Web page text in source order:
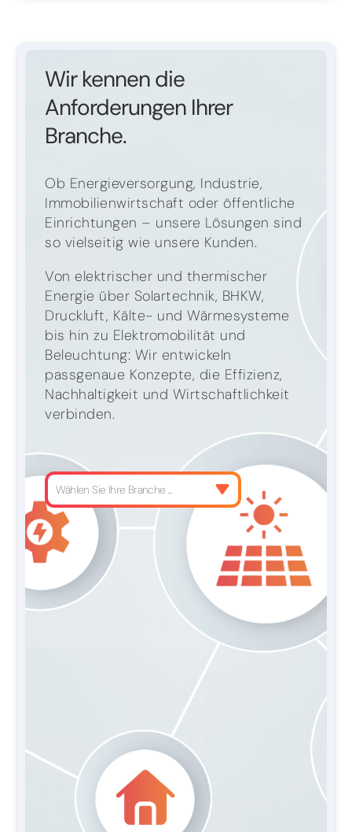
Wir kennen die
Anforderungen Ihrer
Branche.
Ob Energieversorgung, Industrie,
Immobilienwirtschaft oder öffentliche
Einrichtungen – unsere Lösungen sind
so vielseitig wie unsere Kunden.
Von elektrischer und thermischer
Energie über Solartechnik, BHKW,
Druckluft, Kälte- und Wärmesysteme
bis hin zu Elektromobilität und
Beleuchtung: Wir entwickeln
passgenaue Konzepte, die Effizienz,
Nachhaltigkeit und Wirtschaftlichkeit
verbinden.
Wählen Sie Ihre Branche ...